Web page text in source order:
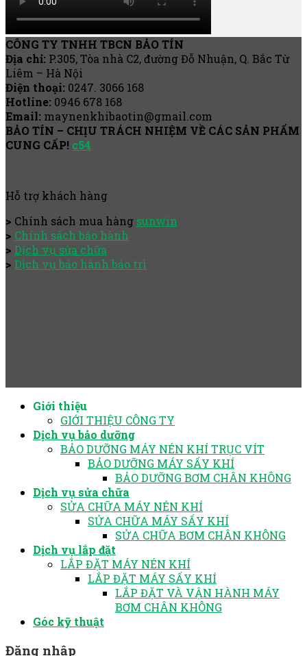
CÔNG TY TNHH TBCN BẢO TÍN
Địa chỉ: P.305, Tòa nhà C2, đường Đỗ Nhuận, Q. Bắc Từ
Liêm – Hà Nội
Điện thoại: 0247. 3066 168
Hotline: 0946 678 168
Email: maynenkhibaotin@gmail.com
BẢO TÍN – CHỊU TRÁCH NHIỆM VỀ CÁC SẢN PHẨM
CUNG CẤP! c54
Hỗ trợ khách hàng
> Chính sách mua hàng sunwin
> Chính sách bảo hành
> Dịch vụ sửa chữa
> Dịch vụ bảo hành bảo trì
Giới thiệu
GIỚI THIỆU CÔNG TY
Dịch vụ bảo dưỡng
BẢO DƯỠNG MÁY NÉN KHÍ TRỤC VÍT
BẢO DƯỠNG MÁY SẤY KHÍ
BẢO DƯỠNG BƠM CHÂN KHÔNG
Dịch vụ sửa chữa
SỬA CHỮA MÁY NÉN KHÍ
SỬA CHỮA MÁY SẤY KHÍ
SỬA CHỮA BƠM CHÂN KHÔNG
Dịch vụ lắp đặt
LẮP ĐẶT MÁY NÉN KHÍ
LẮP ĐẶT MÁY SẤY KHÍ
LẮP ĐẶT VÀ VẬN HÀNH MÁY
BƠM CHÂN KHÔNG
Góc kỹ thuật
Đăng nhập